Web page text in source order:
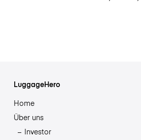
LuggageHero
Home
Über uns
Investor